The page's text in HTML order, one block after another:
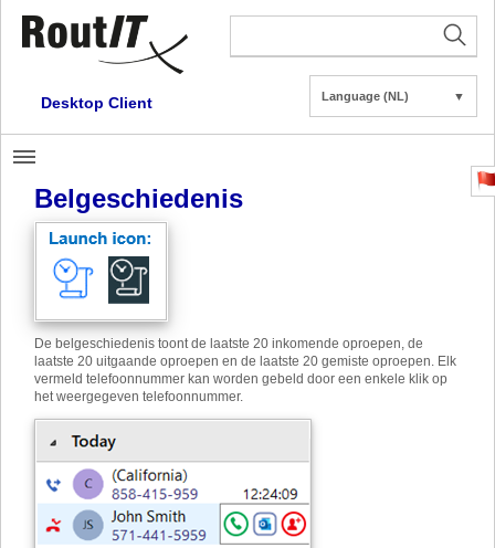
Desktop Client Language (NL) ▼
Belgeschiedenis
De belgeschiedenis toont de laatste 20 inkomende oproepen, de
laatste 20 uitgaande oproepen en de laatste 20 gemiste oproepen. Elk
vermeld telefoonnummer kan worden gebeld door een enkele klik op
het weergegeven telefoonnummer.